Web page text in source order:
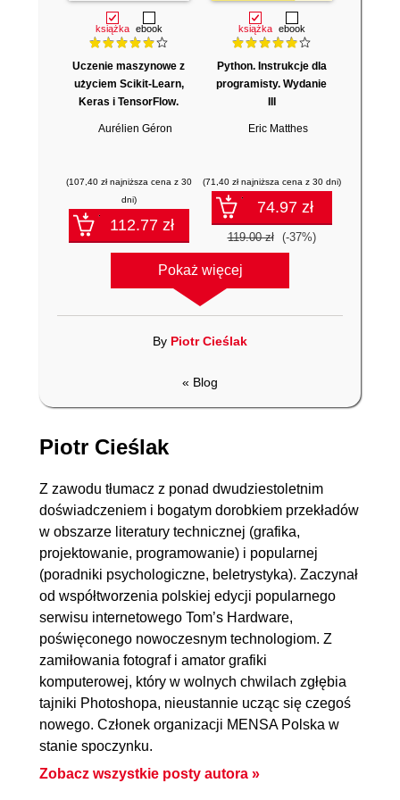
książka ebook
Uczenie maszynowe z
użyciem Scikit-Learn,
Keras i TensorFlow.
Aurélien Géron
(107,40 zł najniższa cena z 30
dni)
112.77 zł
179.00 zł (-37%)
książka ebook
Python. Instrukcje dla
programisty. Wydanie
Eric Matthes
(71,40 zł najniższa cena z 30 dni)
74.97 zł
119.00 zł (-37%)
książka ebook
Systemy operacyjne.
Wydanie V
Andrew S. Tanenbaum
Herbert Bos
dni)
112.77 zł
179.00 zł (-37%)
książka ebook
Podstawy matematyki
w data science.
Algebra liniowa,
rachunek
prawdopodobieństwa i
statystyka
Thomas Nield
43.47 zł
69.00 zł (-37%)
Pokaż więcej
« Blog
By Piotr Cieślak
Piotr Cieślak
Z zawodu tłumacz z ponad dwudziestoletnim
doświadczeniem i bogatym dorobkiem przekładów
w obszarze literatury technicznej (grafika,
projektowanie, programowanie) i popularnej
(poradniki psychologiczne, beletrystyka). Zaczynał
od współtworzenia polskiej edycji popularnego
serwisu internetowego Tom’s Hardware,
poświęconego nowoczesnym technologiom. Z
zamiłowania fotograf i amator grafiki
komputerowej, który w wolnych chwilach zgłębia
tajniki Photoshopa, nieustannie ucząc się czegoś
nowego. Członek organizacji MENSA Polska w
stanie spoczynku.
Zobacz wszystkie posty autora »